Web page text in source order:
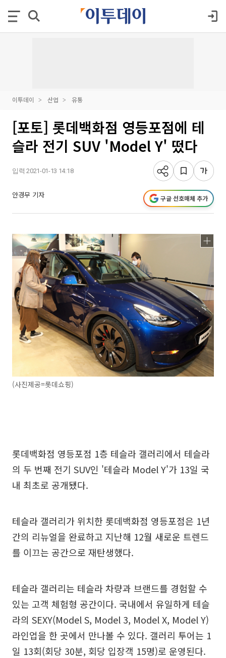
이투데이 산업 유통
[포토] 롯데백화점 영등포점에 테
슬라 전기 SUV 'Model Y' 떴다
입력 2021-01-13 14:18
안경무 기자 구글 선호매체 추가
(사진제공=롯데쇼핑)
롯데백화점 영등포점 1층 테슬라 갤러리에서 테슬라
의 두 번째 전기 SUV인 '테슬라 Model Y'가 13일 국
내 최초로 공개됐다.
테슬라 갤러리가 위치한 롯데백화점 영등포점은 1년
간의 리뉴얼을 완료하고 지난해 12월 새로운 트렌드
를 이끄는 공간으로 재탄생했다.
테슬라 갤러리는 테슬라 차량과 브랜드를 경험할 수
있는 고객 체험형 공간이다. 국내에서 유일하게 테슬
라의 SEXY(Model S, Model 3, Model X, Model Y)
라인업을 한 곳에서 만나볼 수 있다. 갤러리 투어는 1
일 13회(회당 30분, 회당 입장객 15명)로 운영된다.